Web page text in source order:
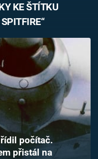
KE ŠTÍTKU
počítač.
přistál na